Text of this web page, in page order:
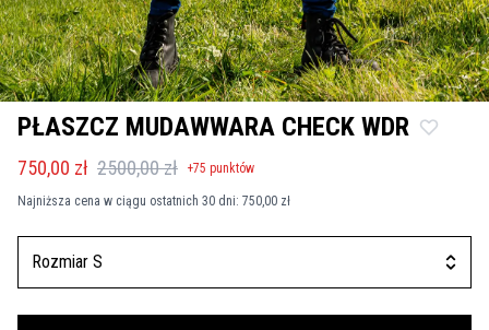
PŁASZCZ MUDAWWARA CHECK WDR
750,00 zł 2500,00 zł +75 punktów
Najniższa cena w ciągu ostatnich 30 dni: 750,00 zł
Rozmiar S